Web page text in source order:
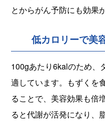
とからがん予防にも効果
低カロリーで美
100gあたり6kalのため、
適しています。もずくを
ることで、美容効果も倍
ると代謝が活発になり、